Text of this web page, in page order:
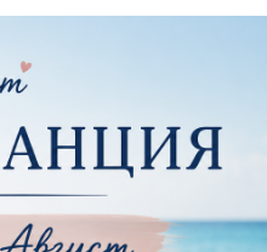
Макраме - Други материали
Опаковки
Дръжки